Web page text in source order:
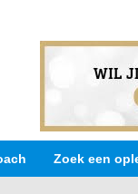
Zoek een